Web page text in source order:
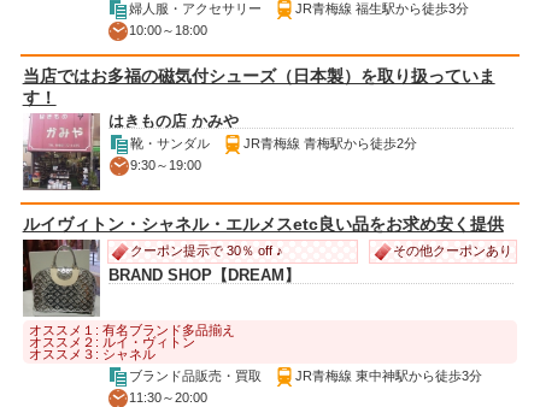
婦人服・アクセサリー
JR青梅線 福生駅から徒歩3分
10:00～18:00
当店ではお多福の磁気付シューズ（日本製）を取り扱っていま
す！
はきもの店 かみや
靴・サンダル
JR青梅線 青梅駅から徒歩2分
9:30～19:00
ルイヴィトン・シャネル・エルメスetc良い品をお求め安く提供
クーポン提示で 30％ off ♪ その他クーポンあり
BRAND SHOP【DREAM】
オススメ１: 有名ブランド多品揃え
オススメ２: ルイ・ヴィトン
オススメ３: シャネル
ブランド品販売・買取
JR青梅線 東中神駅から徒歩3分
11:30～20:00